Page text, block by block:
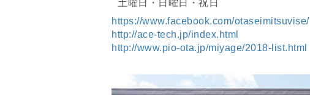
土曜日・日曜日・祝日
https://www.facebook.com/otaseimitsuvise/
http://ace-tech.jp/index.html
http://www.pio-ota.jp/miyage/2018-list.html